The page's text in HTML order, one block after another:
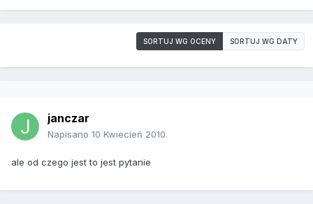
SORTUJ WG OCENY SORTUJ WG DATY
janczar
Napisano 10 Kwiecień 2010
ale od czego jest to jest pytanie